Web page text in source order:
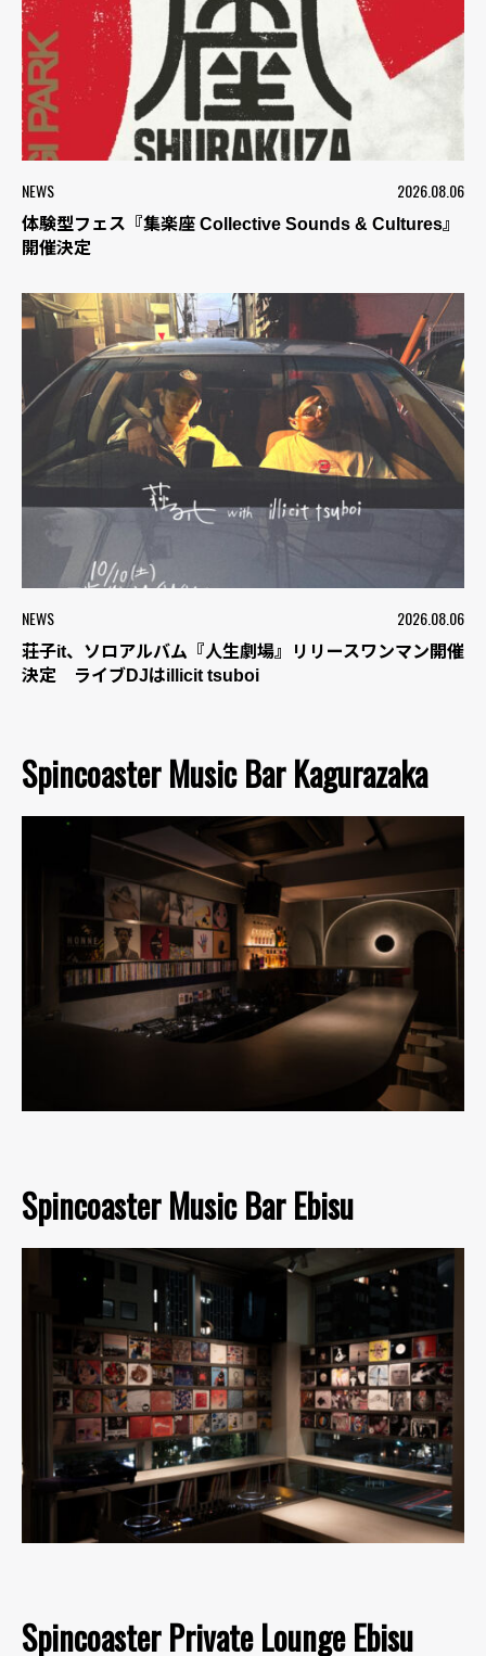
NEWS 2026.08.06
体験型フェス『集楽座 Collective Sounds & Cultures』
開催決定
NEWS 2026.08.06
荘子it、ソロアルバム『人生劇場』リリースワンマン開催
決定 ライブDJはillicit tsuboi
Spincoaster Music Bar Kagurazaka
Spincoaster Music Bar Ebisu
Spincoaster Private Lounge Ebisu